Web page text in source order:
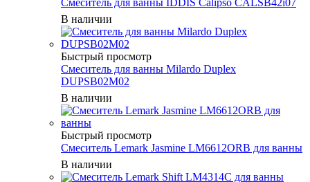
В наличии
Быстрый просмотр
Смеситель для ванны Milardo Duplex
DUPSB02M02
В наличии
Быстрый просмотр
Смеситель Lemark Jasmine LM6612ORB для ванны
В наличии